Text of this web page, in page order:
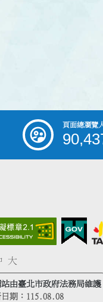
頁面總瀏覽
大
由臺北市政府法務局維護
期： 115.08.08